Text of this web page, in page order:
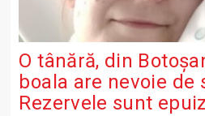
O tânără, din
boala are nevoie de
Rezervele sunt